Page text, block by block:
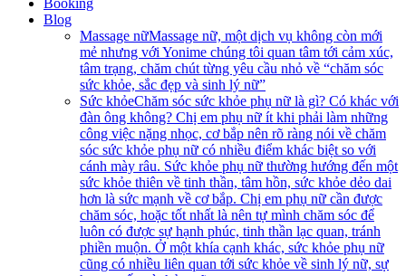
Booking
Blog
Massage nữMassage nữ, một dịch vụ không còn mới
mẻ nhưng với Yonime chúng tôi quan tâm tới cảm xúc,
tâm trạng, chăm chút từng yêu cầu nhỏ về “chăm sóc
sức khỏe, sắc đẹp và sinh lý nữ”
Sức khỏeChăm sóc sức khỏe phụ nữ là gì? Có khác với
đàn ông không? Chị em phụ nữ ít khi phải làm những
công việc nặng nhọc, cơ bắp nên rõ ràng nói về chăm
sóc sức khỏe phụ nữ có nhiều điểm khác biệt so với
cánh mày râu. Sức khỏe phụ nữ thường hướng đến một
sức khỏe thiên về tinh thần, tâm hồn, sức khỏe dẻo dai
hơn là sức mạnh về cơ bắp. Chị em phụ nữ cần được
chăm sóc, hoặc tốt nhất là nên tự mình chăm sóc để
luôn có được sự hạnh phúc, tinh thần lạc quan, tránh
phiền muộn. Ở một khía cạnh khác, sức khỏe phụ nữ
cũng có nhiều liên quan tới sức khỏe về sinh lý nữ, sự